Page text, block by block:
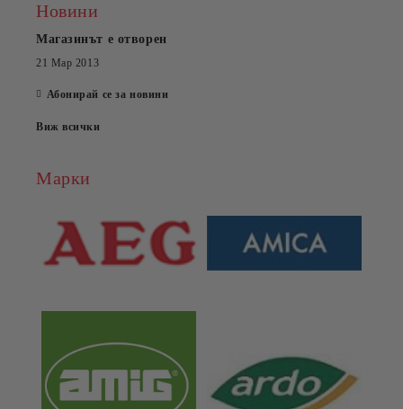
Новини
Магазинът е отворен
21 Мар 2013
Абонирай се за новини
Виж всички
Марки